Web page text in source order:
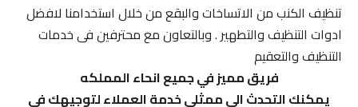
تنظيف الكنب من الاتساخات والبقع من خلال استخدامنا لافضل
ادوات التنظيف والتطهير . وبالتعاون مع محترفين فى خدمات
التنظيف والتعقيم
فريق مميز في جميع انحاء المملكه
يمكنك التحدث الى ممثلى خدمة العملاء لتوجيهك فى